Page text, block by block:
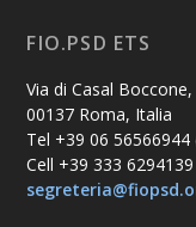
FIO.PSD ETS
Via di Casal
00137 Roma, Italia
Tel +39 06
Cell +39 333 6294139